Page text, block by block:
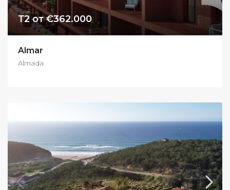
Т2 от €362.000
Almar
Almada